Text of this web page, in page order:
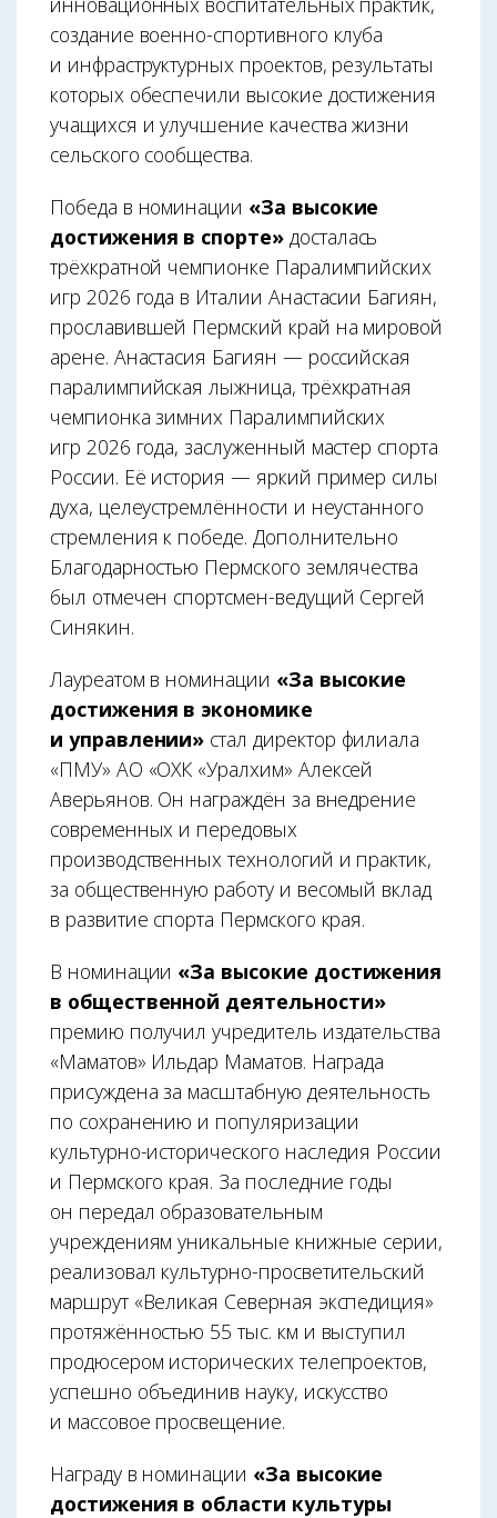
создание военно-спортивного клуба
и инфраструктурных проектов, результаты
которых обеспечили высокие достижения
учащихся и улучшение качества жизни
сельского сообщества.
Победа в номинации «За высокие
достижения в спорте» досталась
трёхкратной чемпионке Паралимпийских
игр 2026 года в Италии Анастасии Багиян,
прославившей Пермский край на мировой
арене. Анастасия Багиян — российская
паралимпийская лыжница, трёхкратная
чемпионка зимних Паралимпийских
игр 2026 года, заслуженный мастер спорта
России. Её история — яркий пример силы
духа, целеустремлённости и неустанного
стремления к победе. Дополнительно
Благодарностью Пермского землячества
был отмечен спортсмен-ведущий Сергей
Синякин.
Лауреатом в номинации «За высокие
достижения в экономике
и управлении» стал директор филиала
«ПМУ» АО «ОХК «Уралхим» Алексей
Аверьянов. Он награждён за внедрение
современных и передовых
производственных технологий и практик,
за общественную работу и весомый вклад
в развитие спорта Пермского края.
В номинации «За высокие достижения
в общественной деятельности»
премию получил учредитель издательства
«Маматов» Ильдар Маматов. Награда
присуждена за масштабную деятельность
по сохранению и популяризации
культурно-исторического наследия России
и Пермского края. За последние годы
он передал образовательным
учреждениям уникальные книжные серии,
реализовал культурно-просветительский
маршрут «Великая Северная экспедиция»
протяжённостью 55 тыс. км и выступил
продюсером исторических телепроектов,
успешно объединив науку, искусство
и массовое просвещение.
Награду в номинации «За высокие
достижения в области культуры